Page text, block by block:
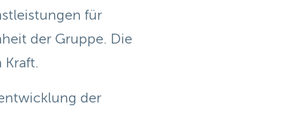
für
der Gruppe. Die
Kraft.
der